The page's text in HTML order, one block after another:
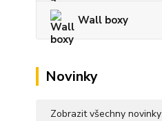
Wall boxy
Novinky
Zobrazit všechny novinky